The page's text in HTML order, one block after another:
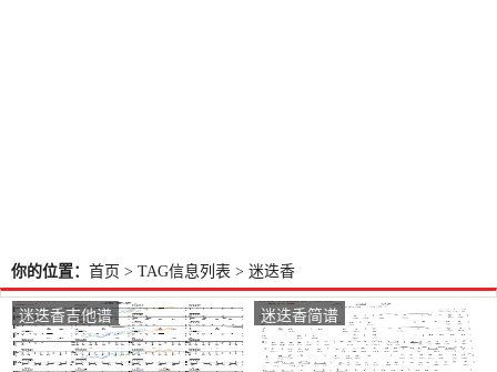
你的位置： 首页 > TAG信息列表 > 迷迭香
迷迭香吉他谱 迷迭香简谱